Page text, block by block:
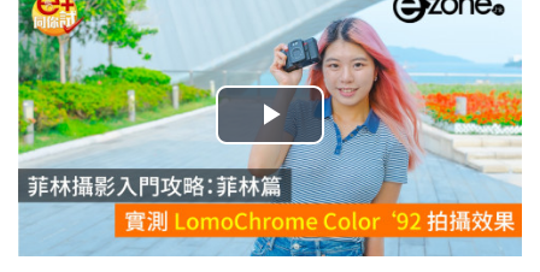
播
放
影